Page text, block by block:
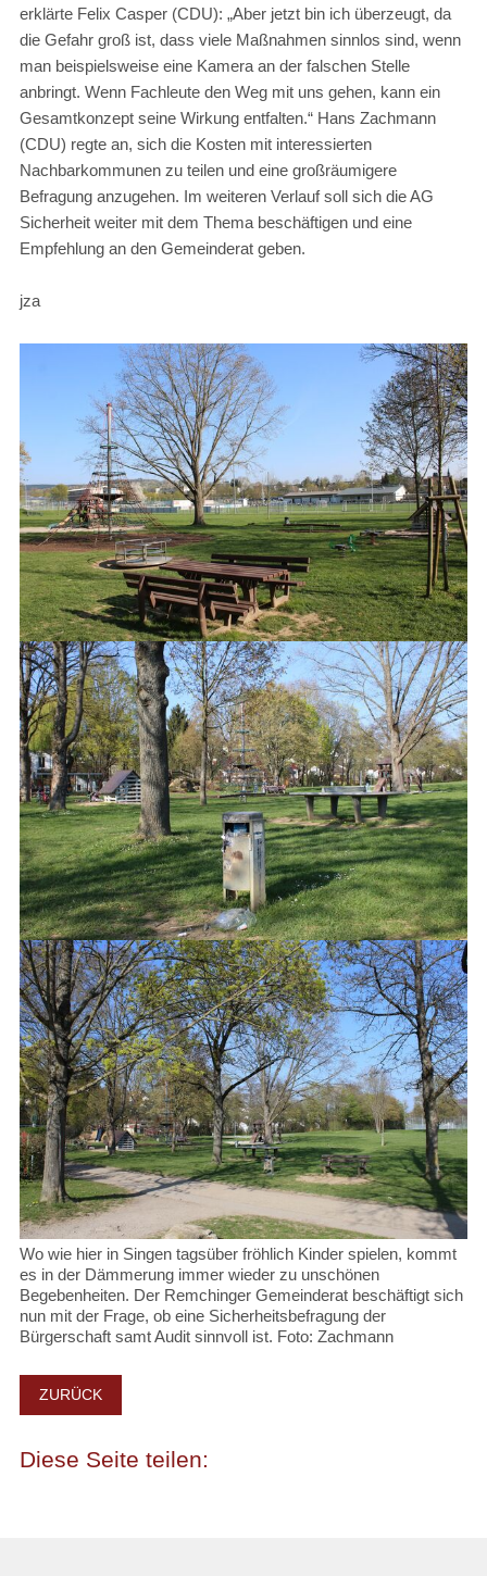
erklärte Felix Casper (CDU): „Aber jetzt bin ich überzeugt, da
die Gefahr groß ist, dass viele Maßnahmen sinnlos sind, wenn
man beispielsweise eine Kamera an der falschen Stelle
anbringt. Wenn Fachleute den Weg mit uns gehen, kann ein
Gesamtkonzept seine Wirkung entfalten.“ Hans Zachmann
(CDU) regte an, sich die Kosten mit interessierten
Nachbarkommunen zu teilen und eine großräumigere
Befragung anzugehen. Im weiteren Verlauf soll sich die AG
Sicherheit weiter mit dem Thema beschäftigen und eine
Empfehlung an den Gemeinderat geben.
jza
Wo wie hier in Singen tagsüber fröhlich Kinder spielen, kommt
es in der Dämmerung immer wieder zu unschönen
Begebenheiten. Der Remchinger Gemeinderat beschäftigt sich
nun mit der Frage, ob eine Sicherheitsbefragung der
Bürgerschaft samt Audit sinnvoll ist. Foto: Zachmann
ZURÜCK